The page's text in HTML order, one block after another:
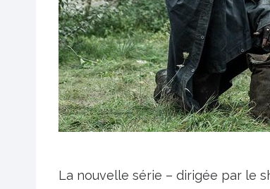
La nouvelle série – dirigée par le